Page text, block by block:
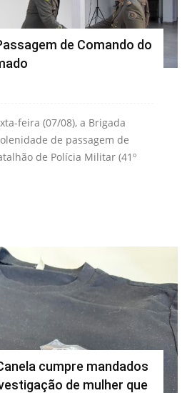
de Comando do
feira (07/08), a Brigada
de passagem de
de Polícia Militar (41º
cumpre mandados
de mulher que